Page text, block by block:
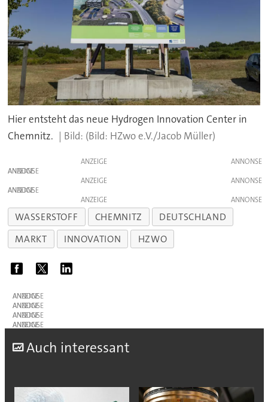
Hier entsteht das neue Hydrogen Innovation Center in
Chemnitz.
(Bild: HZwo e.V./Jacob Müller)
ANZEIGE
ANZEIGE
ANZEIGE
ANZEIGE
ANZEIGE
WASSERSTOFF CHEMNITZ
DEUTSCHLAND
MARKT
INNOVATION HZWO
ANZEIGE
ANZEIGE
ANZEIGE
ANZEIGE
Auch interessant